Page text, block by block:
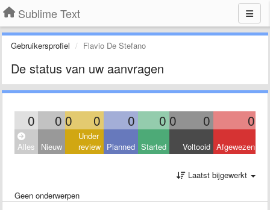
Sublime Text
Gebruikersprofiel Flavio De Stefano
De status van uw aanvragen
0 0 0 0 0 0 0 0 0
Alles Nieuw
Under
review Planned Started Voltooid Afgewezen
Laatst bijgewerkt
Geen onderwerpen